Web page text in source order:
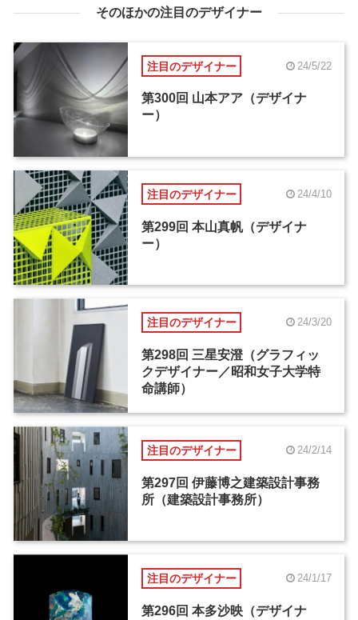
そのほかの注目のデザイナー
注目のデザイナー 24/5/22
第300回 山本アア（デザイナ
ー）
注目のデザイナー 24/4/10
第299回 本山真帆（デザイナ
ー）
注目のデザイナー 24/3/20
第298回 三星安澄（グラフィッ
クデザイナー／昭和女子大学特
命講師）
注目のデザイナー 24/2/14
第297回 伊藤博之建築設計事務
所（建築設計事務所）
注目のデザイナー 24/1/17
第296回 本多沙映（デザイナ